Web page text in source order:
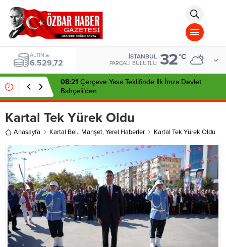
islami
chat
omegla
türk
sohbet
cinsel
sohbet
dini
chat
BIST
13.703,13
İSTANBUL
PARÇALI BULUTLU 32°C
08:21 Çerçeve Yasa Teklifinde İlk İmza Devlet
Bahçeli’den
Kartal Tek Yürek Oldu
Anasayfa Kartal Bel., Manşet,Yerel Haberler Kartal Tek Yürek Oldu